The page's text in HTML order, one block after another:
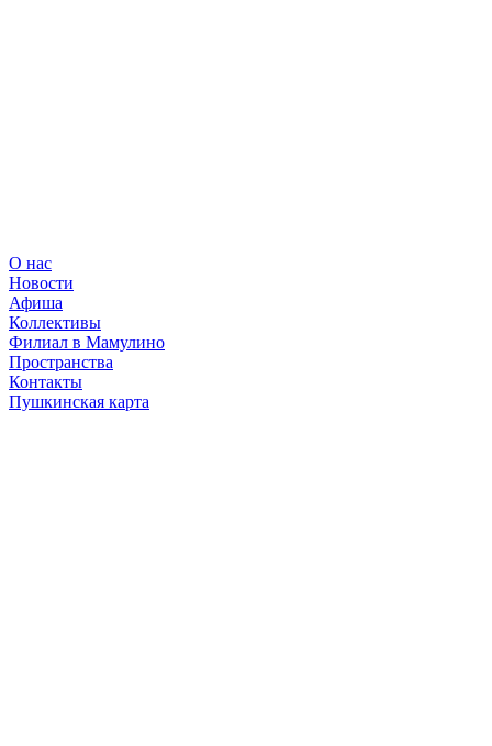
О нас
Новости
Афиша
Коллективы
Филиал в Мамулино
Пространства
Контакты
Пушкинская карта